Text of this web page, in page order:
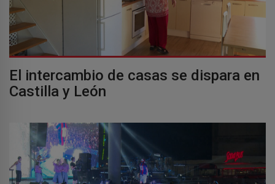
El intercambio de casas se dispara en
Castilla y León